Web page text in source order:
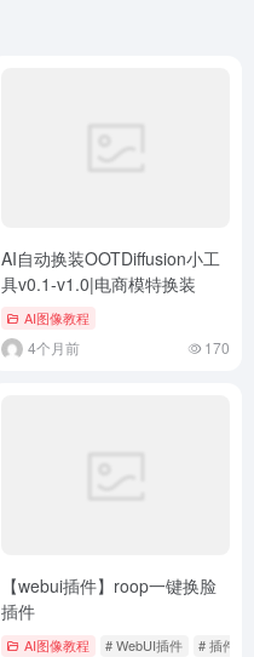
AI自动换装OOTDiffusion小工
具v0.1-v1.0|电商模特换装
AI图像教程
4个月前 170
【webui插件】roop一键换脸
插件
AI图像教程 # WebUI插件 # 插件